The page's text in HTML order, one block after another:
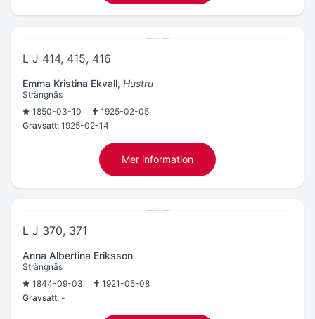
L J 414, 415, 416
Emma Kristina Ekvall, Hustru
Strängnäs
1850-03-10
1925-02-05
Gravsatt: 1925-02-14
Mer information
L J 370, 371
Anna Albertina Eriksson
Strängnäs
1844-09-03
1921-05-08
Gravsatt: -